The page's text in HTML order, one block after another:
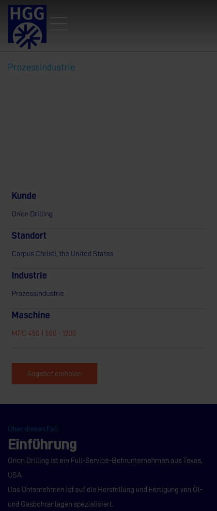
Prozessindustrie
Kunde
Orion Drilling
Standort
Corpus Christi, the United States
Industrie
Prozessindustrie
Maschine
MPC 450 | 500 - 1200
Angebot einholen
Über diesen Fall
Einführung
Orion Drilling ist ein Full-Service-Bohrunternehmen aus Texas,
USA.
Das Unternehmen ist auf die Herstellung und Fertigung von Öl-
und Gasbohranlagen spezialisiert.